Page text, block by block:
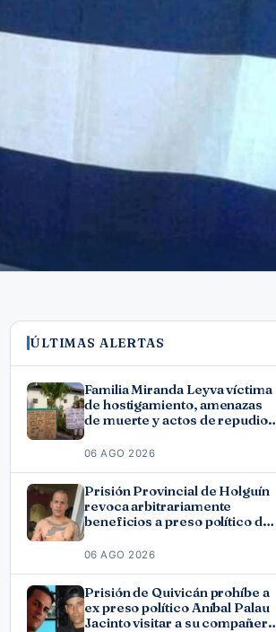
ÚLTIMAS ALERTAS
Familia Miranda Leyva víctima
de hostigamiento, amenazas
de muerte y actos de repudio
06 AGO 2026
Prisión Provincial de Holguín
revoca arbitrariamente
beneficios a preso político del
06 AGO 2026
Prisión de Quivicán prohíbe a
ex preso político Aníbal Palau
Jacinto visitar a su compañero